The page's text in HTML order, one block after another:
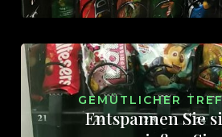
GEMÜTLICHER
Entspannen Sie